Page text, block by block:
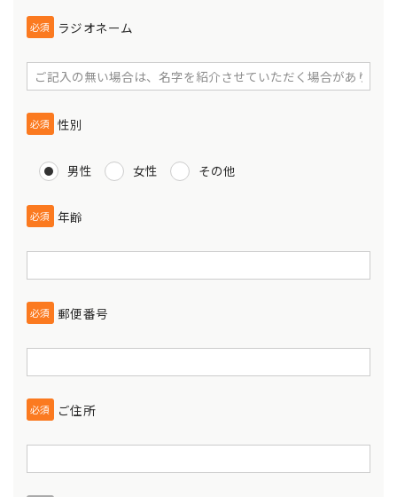
必須 ラジオネーム
必須 性別
男性 女性 その他
必須 年齢
必須 郵便番号
必須 ご住所